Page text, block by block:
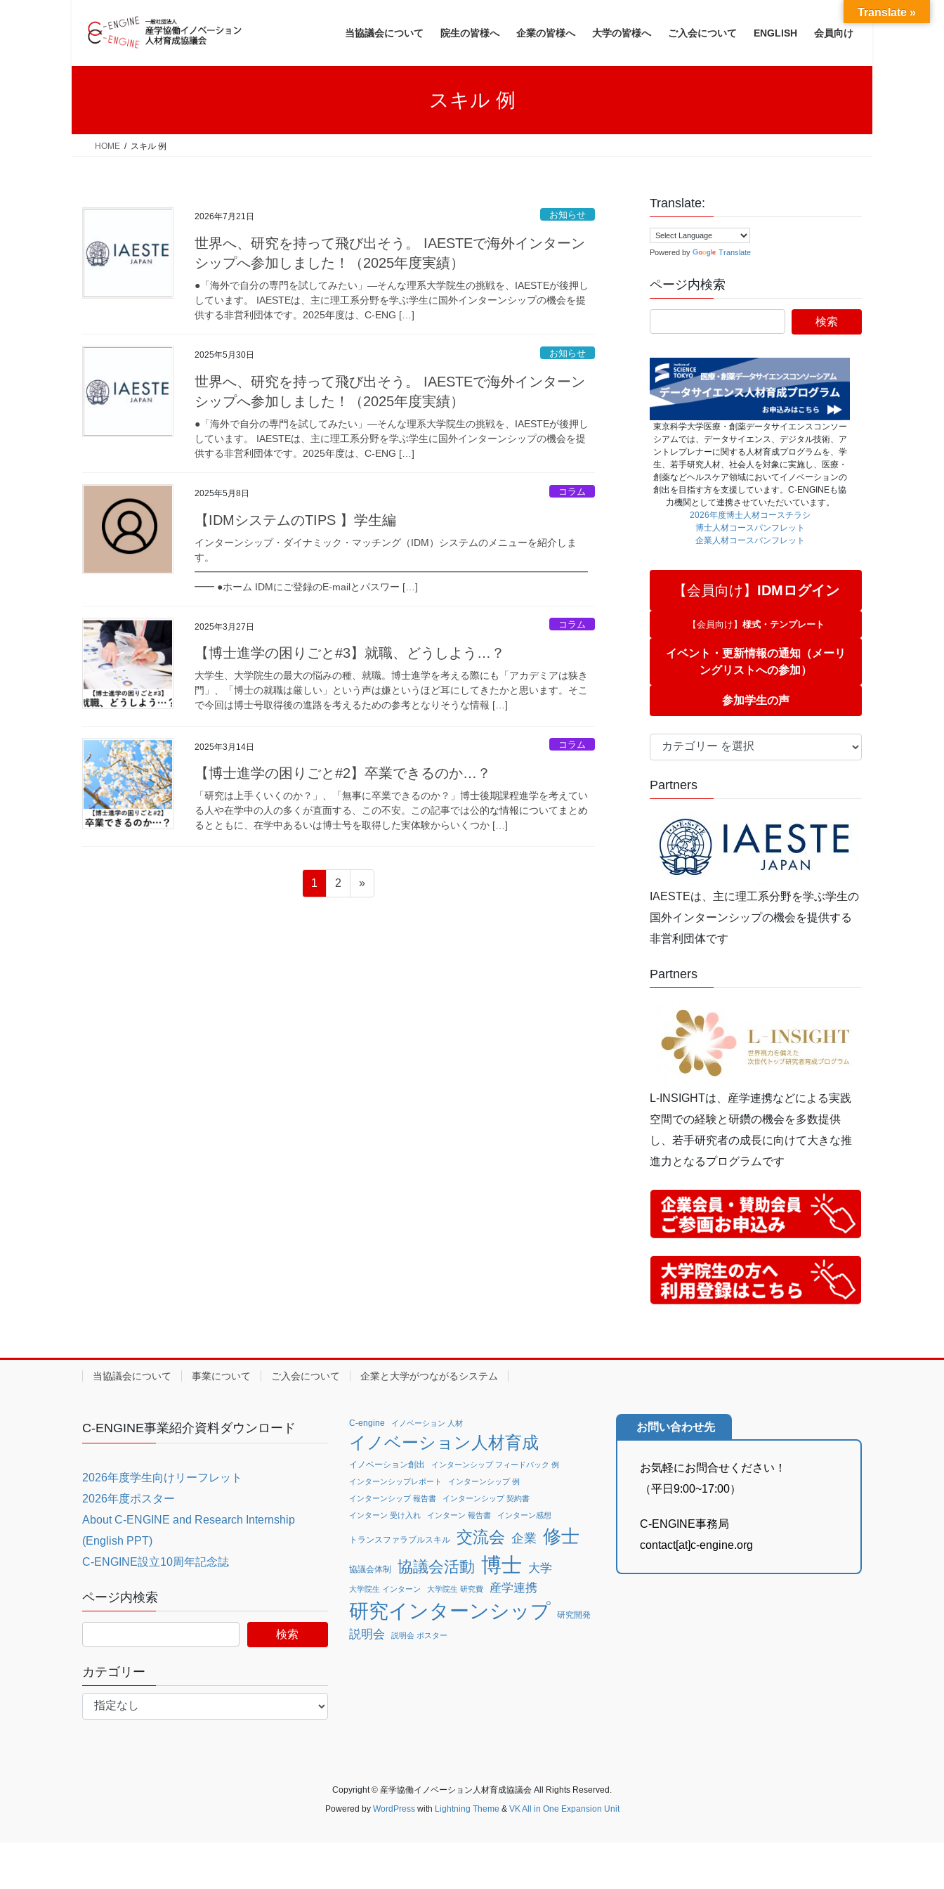
当協議会について 院生の皆様へ 企業の皆様へ 大学の皆様へ ご入会について ENGLISH 会員向け
スキル 例
HOME スキル 例
2026年7月21日 お知らせ
世界へ、研究を持って飛び出そう。 IAESTEで海外インターン
シップへ参加しました！（2025年度実績）
●「海外で自分の専門を試してみたい」—そんな理系大学院生の挑戦を、IAESTEが後押し
しています。 IAESTEは、主に理工系分野を学ぶ学生に国外インターンシップの機会を提
供する非営利団体です。2025年度は、C-ENG […]
2025年5月30日 お知らせ
世界へ、研究を持って飛び出そう。 IAESTEで海外インターン
シップへ参加しました！（2025年度実績）
●「海外で自分の専門を試してみたい」—そんな理系大学院生の挑戦を、IAESTEが後押し
しています。 IAESTEは、主に理工系分野を学ぶ学生に国外インターンシップの機会を提
供する非営利団体です。2025年度は、C-ENG […]
2025年5月8日 コラム
【IDMシステムのTIPS 】学生編
インターンシップ・ダイナミック・マッチング（IDM）システムのメニューを紹介しま
す。
━━━━━━━━━━━━━━━━━━━━━━━━━━━━━━━━━━━━━━━━
━━ ●ホーム IDMにご登録のE-mailとパスワー […]
2025年3月27日 コラム
【博士進学の困りごと#3】就職、どうしよう…？
大学生、大学院生の最大の悩みの種、就職。博士進学を考える際にも「アカデミアは狭き
門」、「博士の就職は厳しい」という声は嫌というほど耳にしてきたかと思います。そこ
で今回は博士号取得後の進路を考えるための参考となりそうな情報 […]
2025年3月14日 コラム
【博士進学の困りごと#2】卒業できるのか…？
「研究は上手くいくのか？」、「無事に卒業できるのか？」博士後期課程進学を考えてい
る人や在学中の人の多くが直面する、この不安。この記事では公的な情報についてまとめ
るとともに、在学中あるいは博士号を取得した実体験からいくつか […]
固
定
1
固
定
2 »
Translate:
Powered by Translate
ページ内検索
東京科学大学医療・創薬データサイエンスコンソー
シアムでは、データサイエンス、デジタル技術、ア
ントレプレナーに関する人材育成プログラムを、学
生、若手研究人材、社会人を対象に実施し、医療・
創薬などヘルスケア領域においてイノベーションの
創出を目指す方を支援しています。C-ENGINEも協
力機関として連携させていただいています。
2026年度博士人材コースチラシ
博士人材コースパンフレット
企業人材コースパンフレット
【会員向け】 IDMログイン
【会員向け】 様式・テンプレート
イベント・更新情報の通知（メーリ
ングリストへの参加）
参加学生の声
テ
リ
Partners
IAESTEは、主に理工系分野を学ぶ学生の
国外インターンシップの機会を提供する
非営利団体です
Partners
L-INSIGHTは、産学連携などによる実践
空間での経験と研鑽の機会を多数提供
し、若手研究者の成長に向けて大きな推
進力となるプログラムです
当協議会について 事業について ご入会について 企業と大学がつながるシステム
C-ENGINE事業紹介資料ダウンロード
2026年度学生向けリーフレット
2026年度ポスター
About C-ENGINE and Research Internship
(English PPT)
C-ENGINE設立10周年記念誌
ページ内検索
カテゴリー
C-engine イノベーション 人材
イノベーション人材育成
イノベーション創出
インターンシップ フィードバック 例
インターンシップレポート
インターンシップ 例
インターンシップ 報告書
インターンシップ 契約書
インターン 受け入れ
インターン 報告書 インターン感想
トランスファラブルスキル 交流会 企業 修士
協議会体制 協議会活動 博士 大学
大学院生 インターン 大学院生 研究費 産学連携
研究インターンシップ 研究開発
説明会 説明会 ポスター
お問い合わせ先
お気軽にお問合せください！
（平日9:00~17:00）
C-ENGINE事務局
contact[at]c-engine.org
Copyright © 産学協働イノベーション人材育成協議会 All Rights Reserved.
Powered by WordPresswith Lightning Theme & VK All in One Expansion Unit
Translate »